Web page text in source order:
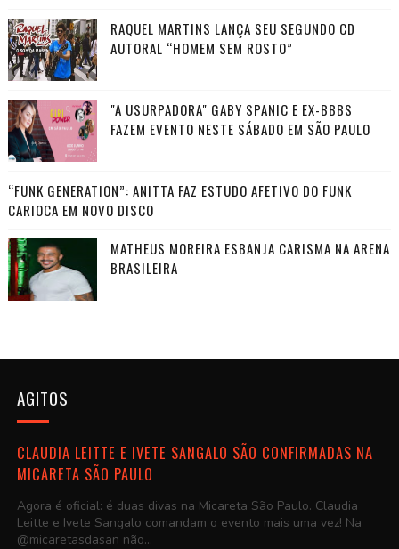
RAQUEL MARTINS LANÇA SEU SEGUNDO CD
AUTORAL “HOMEM SEM ROSTO”
"A USURPADORA" GABY SPANIC E EX-BBBS
FAZEM EVENTO NESTE SÁBADO EM SÃO PAULO
“FUNK GENERATION”: ANITTA FAZ ESTUDO AFETIVO DO FUNK
CARIOCA EM NOVO DISCO
MATHEUS MOREIRA ESBANJA CARISMA NA ARENA
BRASILEIRA
AGITOS
CLAUDIA LEITTE E IVETE SANGALO SÃO CONFIRMADAS NA
MICARETA SÃO PAULO
Agora é oficial: é duas divas na Micareta São Paulo. Claudia
Leitte e Ivete Sangalo comandam o evento mais uma vez! Na
@micaretasdasan não...